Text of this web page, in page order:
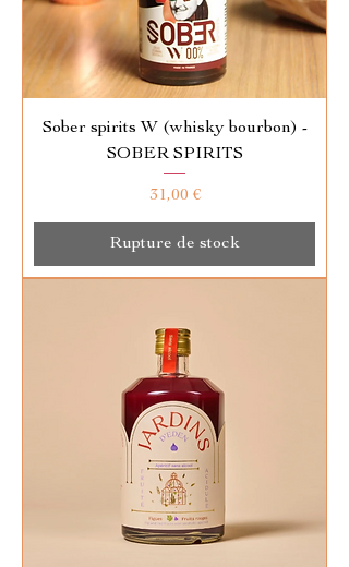
Sober spirits W (whisky bourbon) -
SOBER SPIRITS
Prix
31,00 €
Rupture de stock